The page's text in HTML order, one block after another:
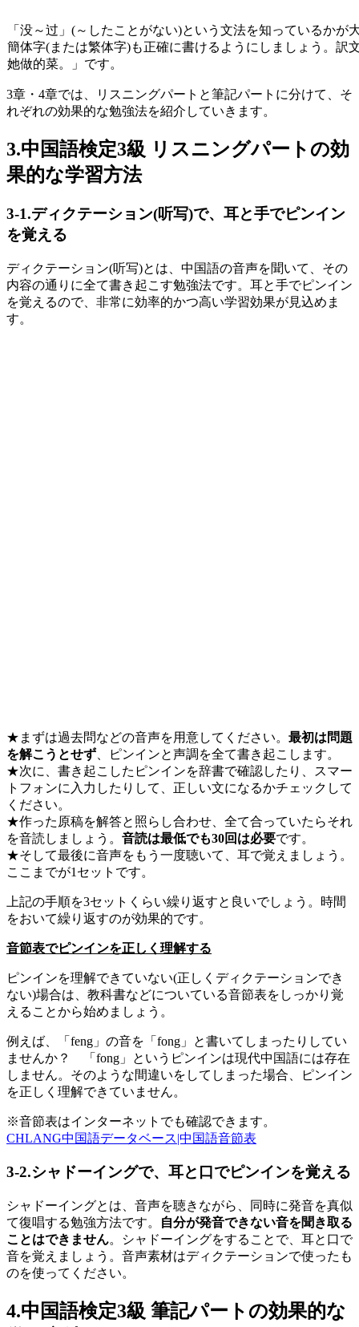
「没～过」 (～したことがない)という文法を知っているかが
簡体字(または繁体字)も正確に書けるようにしましょう。訳
她做的菜。」です。
3章・ 4章では、リスニングパートと筆記パートに分けて、そ
れぞれの効果的な勉強法を紹介していきます。
3.中国語検定3級 リスニングパートの効
果的な学習方法
3-1.ディクテーション(听写)で、耳と手でピンイン
を覚える
ディクテーション(听写)とは、中国語の音声を聞いて、その
内容の通りに全て書き起こす勉強法です。耳と手でピンイン
を覚えるので、非常に効率的かつ高い学習効果が見込めま
す。
★まずは過去問などの音声を用意してください。 最初は問題
を解こうとせず 、ピンインと声調を全て書き起こします。
★次に、書き起こしたピンインを辞書で確認したり、スマー
トフォンに入力したりして、正しい文になるかチェックして
ください。
★作った原稿を解答と照らし合わせ、全て合っていたらそれ
を音読しましょう。 音読は最低でも30回は必要です。
★そして最後に音声をもう一度聴いて、耳で覚えましょう。
ここまでが1 セットです。
上記の手順を3セットくらい繰り返すと良いでしょう。時間
をおいて繰り返すのが効果的です。
音節表でピンインを正しく理解する
ピンインを理解できていない(正しくディクテーションでき
ない)場合は、教科書などについている音節表をしっかり覚
えることから始めましょう。
例えば、「 feng 」の音を「 fong 」と書いてしまったりしてい
ませんか？ 「 fong 」というピンインは現代中国語には存在
しません。そのような間違いをしてしまった場合、ピンイン
を正しく理解できていません。
※音節表はインターネットでも確認できます。
CHLANG中国語データベース|中国語音節表
3-2.シャドーイングで、耳と口でピンインを覚える
シャドーイングとは、音声を聴きながら、同時に発音を真似
て復唱する勉強方法です。
自分が発音できない音を聞き取る
ことはできません。シャドーイングをすることで、耳と口で
音を覚えましょう。音声素材はディクテーションで使ったも
のを使ってください。
4.中国語検定3級 筆記パートの効果的な